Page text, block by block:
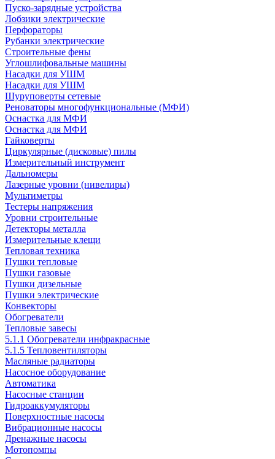
Пуско-зарядные устройства
Лобзики электрические
Перфораторы
Рубанки электрические
Строительные фены
Углошлифовальные машины
Насадки для УШМ
Насадки для УШМ
Шуруповерты сетевые
Реноваторы многофункциональные (МФИ)
Оснастка для МФИ
Оснастка для МФИ
Гайковерты
Циркулярные (дисковые) пилы
Измерительный инструмент
Дальномеры
Лазерные уровни (нивелиры)
Мультиметры
Тестеры напряжения
Уровни строительные
Детекторы металла
Измерительные клещи
Тепловая техника
Пушки тепловые
Пушки газовые
Пушки дизельные
Пушки электрические
Конвекторы
Обогреватели
Тепловые завесы
5.1.1 Обогреватели инфракрасные
5.1.5 Тепловентиляторы
Масляные радиаторы
Насосное оборудование
Автоматика
Насосные станции
Гидроаккумуляторы
Поверхностные насосы
Вибрационные насосы
Дренажные насосы
Мотопомпы